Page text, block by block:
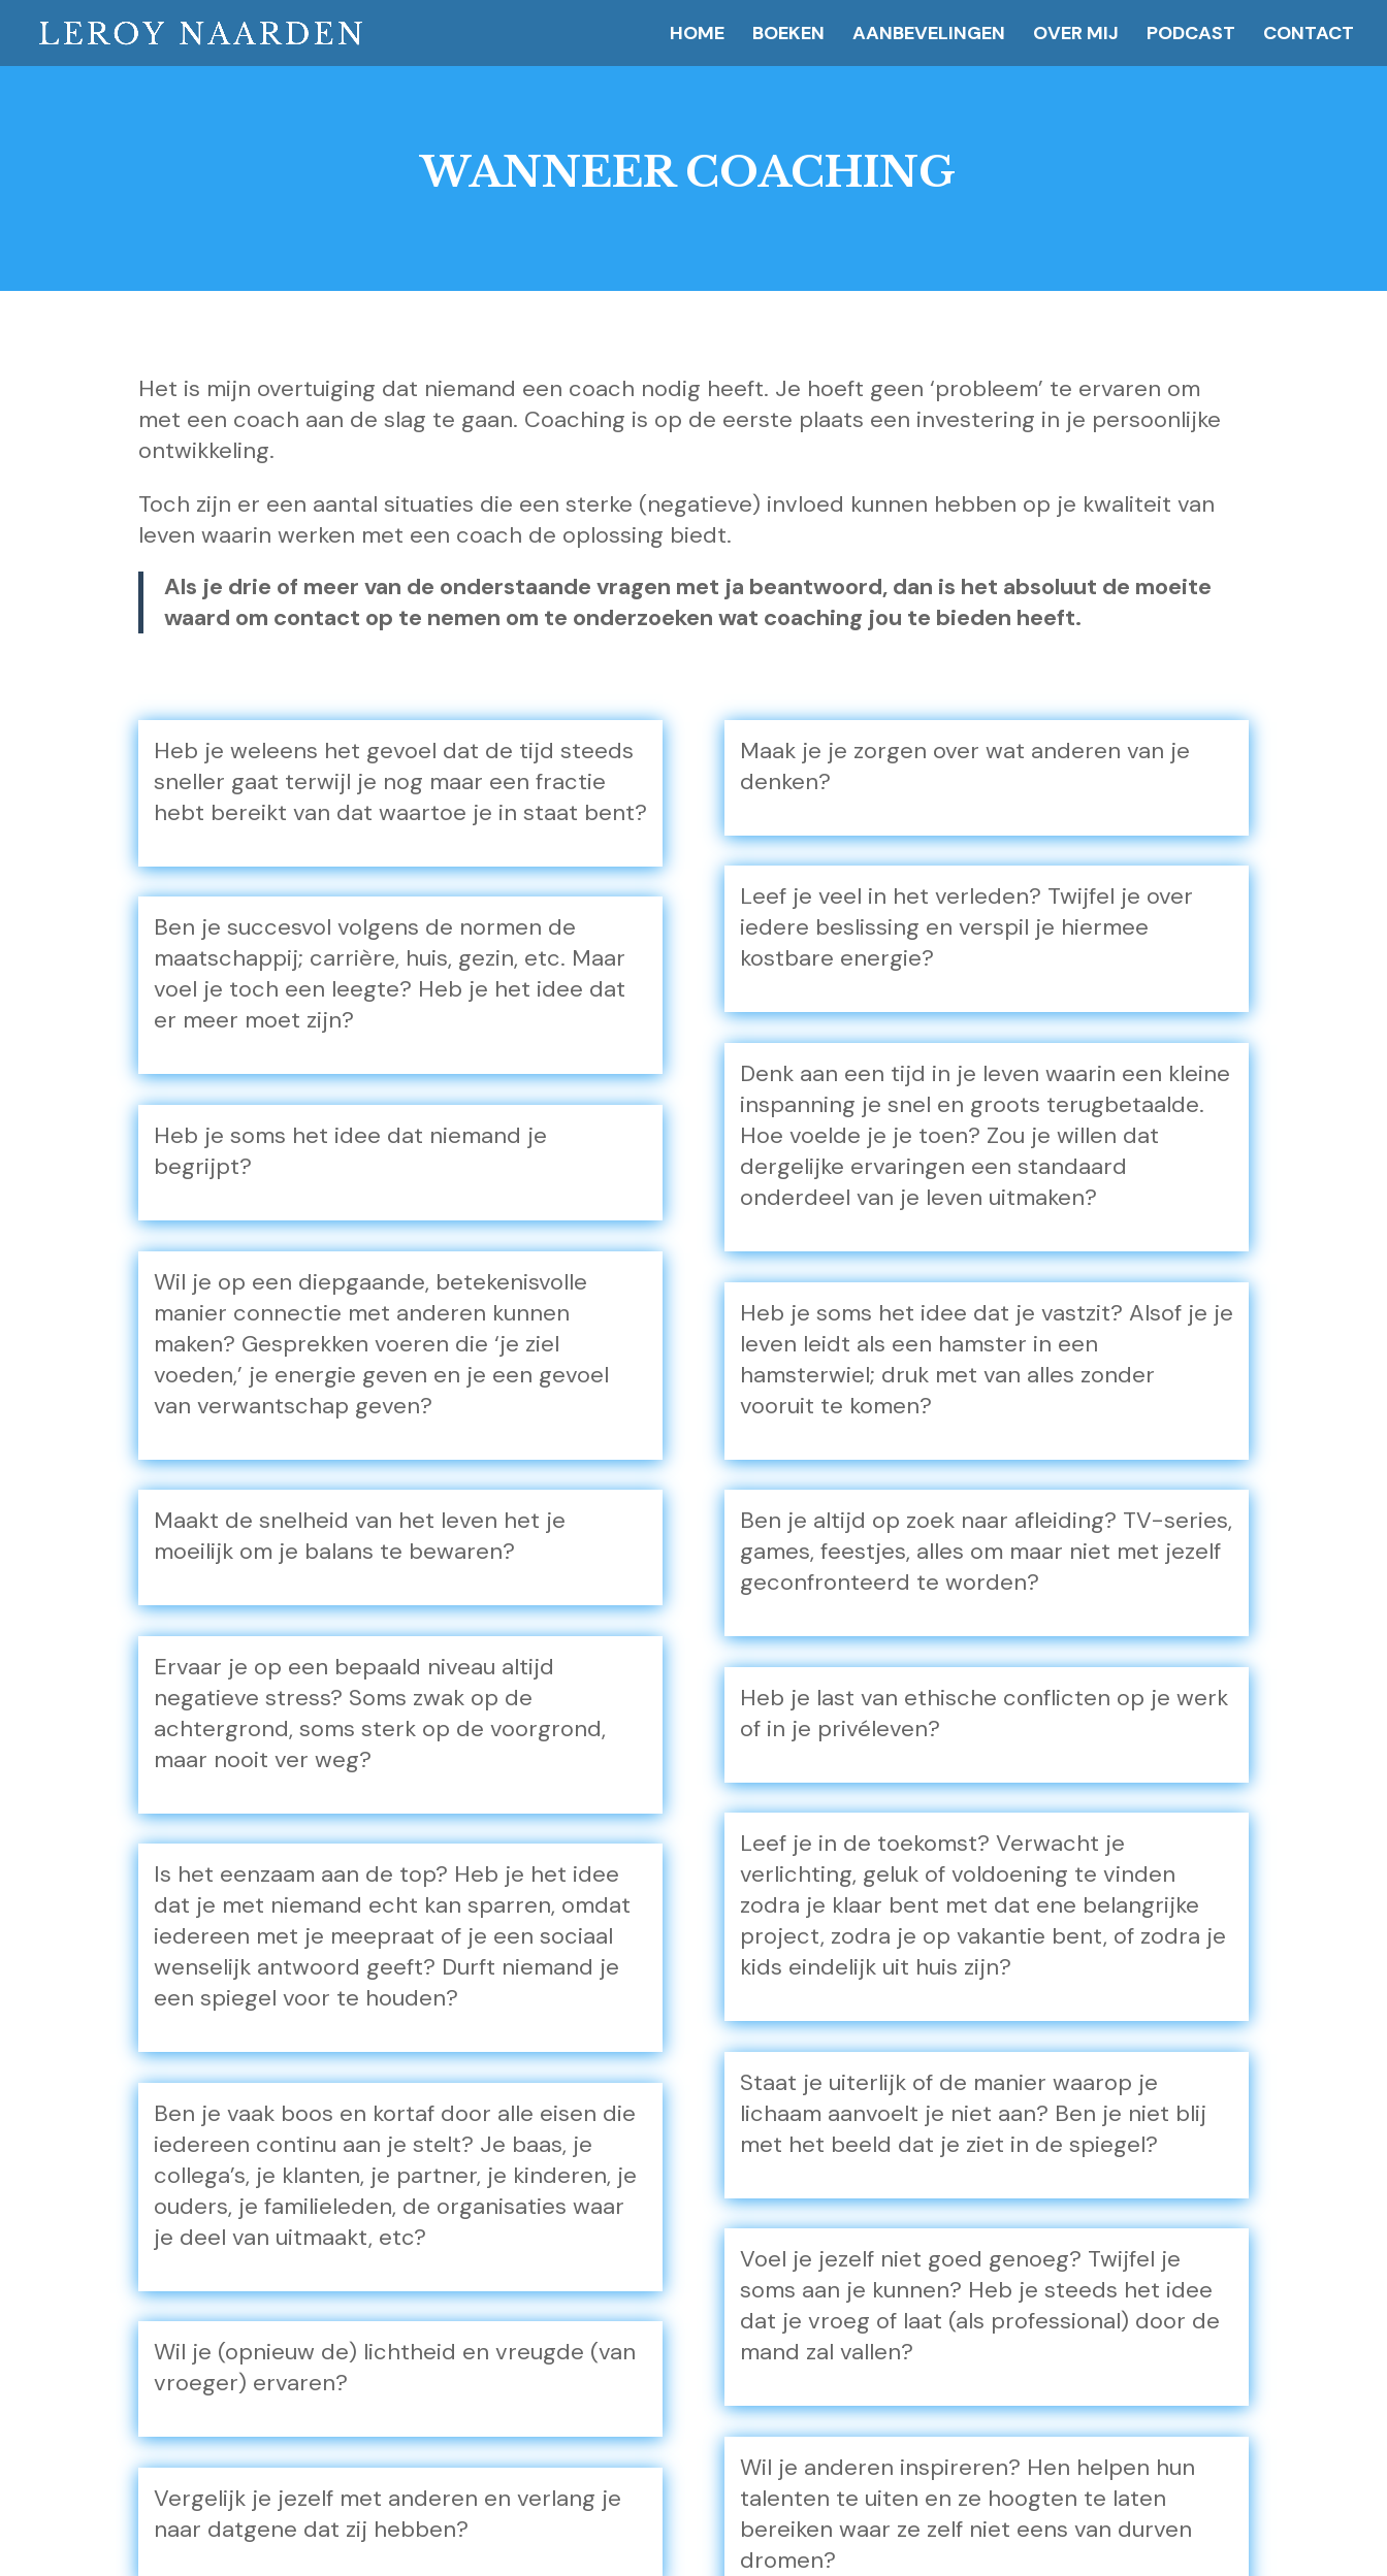
HOME BOEKEN AANBEVELINGEN OVER MIJ PODCAST CONTACT
WANNEER COACHING
Het is mijn overtuiging dat niemand een coach nodig heeft. Je hoeft geen ‘probleem’ te ervaren om
met een coach aan de slag te gaan. Coaching is op de eerste plaats een investering in je persoonlijke
ontwikkeling.
Toch zijn er een aantal situaties die een sterke (negatieve) invloed kunnen hebben op je kwaliteit van
leven waarin werken met een coach de oplossing biedt.
Als je drie of meer van de onderstaande vragen met ja beantwoord, dan is het absoluut de moeite
waard om contact op te nemen om te onderzoeken wat coaching jou te bieden heeft.
Heb je weleens het gevoel dat de tijd steeds
sneller gaat terwijl je nog maar een fractie
hebt bereikt van dat waartoe je in staat bent?
Ben je succesvol volgens de normen de
maatschappij; carrière, huis, gezin, etc. Maar
voel je toch een leegte? Heb je het idee dat
er meer moet zijn?
Heb je soms het idee dat niemand je
begrijpt?
Wil je op een diepgaande, betekenisvolle
manier connectie met anderen kunnen
maken? Gesprekken voeren die ‘je ziel
voeden,’ je energie geven en je een gevoel
van verwantschap geven?
Maakt de snelheid van het leven het je
moeilijk om je balans te bewaren?
Ervaar je op een bepaald niveau altijd
negatieve stress? Soms zwak op de
achtergrond, soms sterk op de voorgrond,
maar nooit ver weg?
Is het eenzaam aan de top? Heb je het idee
dat je met niemand echt kan sparren, omdat
iedereen met je meepraat of je een sociaal
wenselijk antwoord geeft? Durft niemand je
een spiegel voor te houden?
Ben je vaak boos en kortaf door alle eisen die
iedereen continu aan je stelt? Je baas, je
collega’s, je klanten, je partner, je kinderen, je
ouders, je familieleden, de organisaties waar
je deel van uitmaakt, etc?
Wil je (opnieuw de) lichtheid en vreugde (van
vroeger) ervaren?
Vergelijk je jezelf met anderen en verlang je
naar datgene dat zij hebben?
Maak je je zorgen over wat anderen van je
denken?
Leef je veel in het verleden? Twijfel je over
iedere beslissing en verspil je hiermee
kostbare energie?
Denk aan een tijd in je leven waarin een kleine
inspanning je snel en groots terugbetaalde.
Hoe voelde je je toen? Zou je willen dat
dergelijke ervaringen een standaard
onderdeel van je leven uitmaken?
Heb je soms het idee dat je vastzit? Alsof je je
leven leidt als een hamster in een
hamsterwiel; druk met van alles zonder
vooruit te komen?
Ben je altijd op zoek naar afleiding? TV-series,
games, feestjes, alles om maar niet met jezelf
geconfronteerd te worden?
Heb je last van ethische conflicten op je werk
of in je privéleven?
Leef je in de toekomst? Verwacht je
verlichting, geluk of voldoening te vinden
zodra je klaar bent met dat ene belangrijke
project, zodra je op vakantie bent, of zodra je
kids eindelijk uit huis zijn?
Staat je uiterlijk of de manier waarop je
lichaam aanvoelt je niet aan? Ben je niet blij
met het beeld dat je ziet in de spiegel?
Voel je jezelf niet goed genoeg? Twijfel je
soms aan je kunnen? Heb je steeds het idee
dat je vroeg of laat (als professional) door de
mand zal vallen?
Wil je anderen inspireren? Hen helpen hun
talenten te uiten en ze hoogten te laten
bereiken waar ze zelf niet eens van durven
dromen?